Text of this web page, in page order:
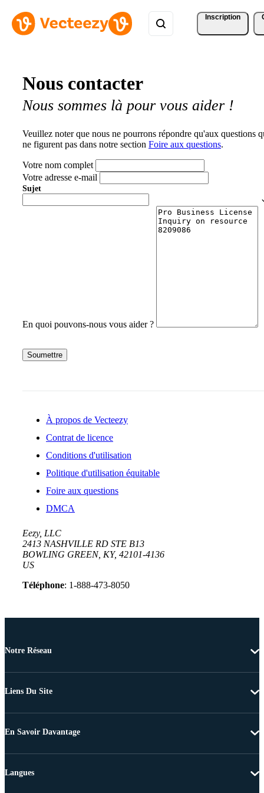
Inscription
Nous contacter
Nous sommes là pour vous aider !
Veuillez noter que nous ne pourrons répondre qu'aux questions
ne figurent pas dans notre section Foire aux questions.
Votre nom complet
Votre adresse e-mail
Sujet
En quoi pouvons-nous vous aider ?
Soumettre
À propos de Vecteezy
Contrat de licence
Conditions d'utilisation
Politique d'utilisation équitable
Foire aux questions
DMCA
Eezy, LLC
2413 NASHVILLE RD STE B13
BOWLING GREEN, KY, 42101-4136
US
Téléphone: 1-888-473-8050
Notre Réseau
Liens Du Site
En Savoir Davantage
Langues